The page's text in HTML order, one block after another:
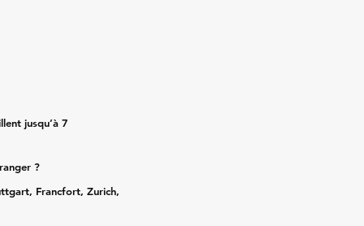
jusqu’à 7
?
Francfort, Zurich,